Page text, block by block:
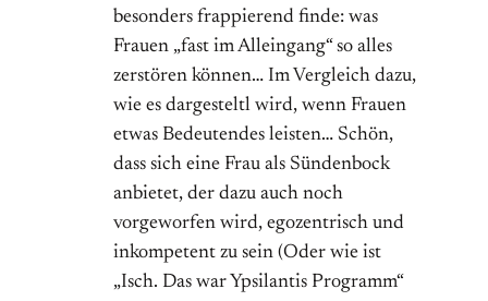
besonders frappierend finde: was
Frauen „fast im Alleingang“ so alles
zerstören können… Im Vergleich dazu,
wie es dargesteltl wird, wenn Frauen
etwas Bedeutendes leisten… Schön,
dass sich eine Frau als Sündenbock
anbietet, der dazu auch noch
vorgeworfen wird, egozentrisch und
inkompetent zu sein (Oder wie ist
„Isch. Das war Ypsilantis Programm“